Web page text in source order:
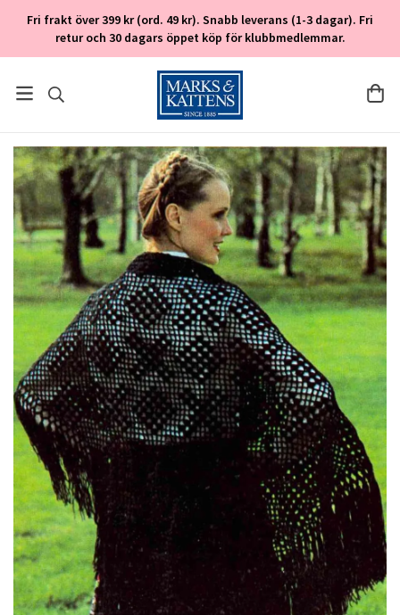
Fri frakt över 399 kr (ord. 49 kr). Snabb leverans (1-3 dagar). Fri
retur och 30 dagars öppet köp för klubbmedlemmar.